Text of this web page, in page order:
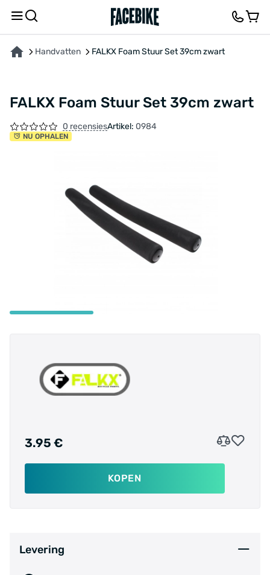
Handvatten FALKX Foam Stuur Set 39cm zwart
FALKX Foam Stuur Set 39cm zwart
0 recensiesArtikel: 0984
NU OPHALEN
3.95 €
KOPEN
Levering
OVER HET PRODUCT KENMERKENFEEDBACK EN VRAGEN